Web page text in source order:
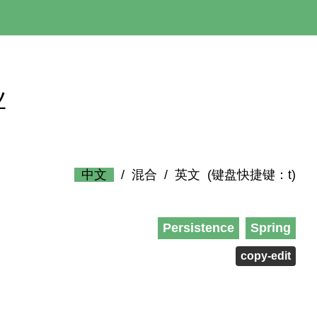
中文 / 混合 / 英文 (键盘快捷键：t)
Persistence Spring
copy-edit